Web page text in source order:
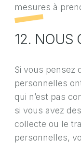
mesures à
12. NOUS
Si vous pensez
personnelles
qui n’est pas
si vous avez
collecte ou le
personnelles,